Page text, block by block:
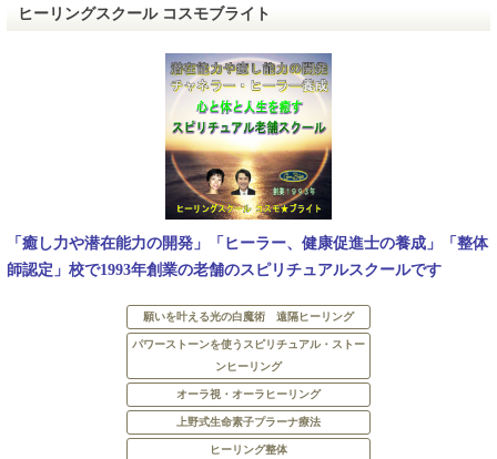
ヒーリングスクール コスモブライト
「癒し力や潜在能力の開発」「ヒーラー、健康促進士の養成」「整体
師認定」校で1993年創業の老舗のスピリチュアルスクールです
願いを叶える光の白魔術 遠隔ヒーリング
パワーストーンを使うスピリチュアル・ストー
ンヒーリング
オーラ視・オーラヒーリング
上野式生命素子プラーナ療法
ヒーリング整体